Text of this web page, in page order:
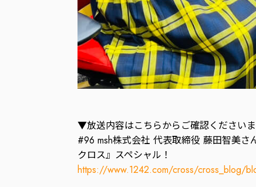
▼放送内容はこちらからご確認くださいま
#96 msh株式会社 代表取締役 藤田智美
クロス』スペシャル！
https://www.1242.com/cross/cross_blog/